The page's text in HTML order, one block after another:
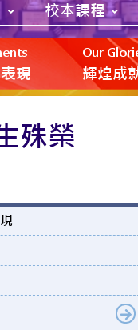
校本課程
現
Our
輝煌成
殊榮